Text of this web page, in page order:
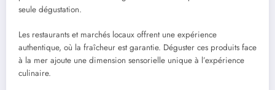
seule dégustation.
Les restaurants et marchés locaux offrent une expérience
authentique, où la fraîcheur est garantie. Déguster ces produits face
à la mer ajoute une dimension sensorielle unique à l’expérience
culinaire.